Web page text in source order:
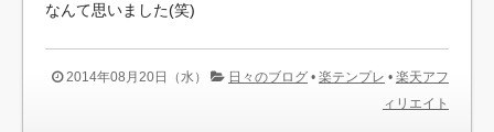
なんて思いました(笑)
2014年08月20日（水） 日々のブログ • 楽テンプレ • 楽天アフ
ィリエイト